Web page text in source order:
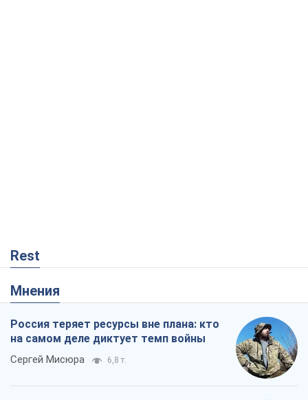
Rest
Мнения
Россия теряет ресурсы вне плана: кто
на самом деле диктует темп войны
Сергей Мисюра 6,8 т.